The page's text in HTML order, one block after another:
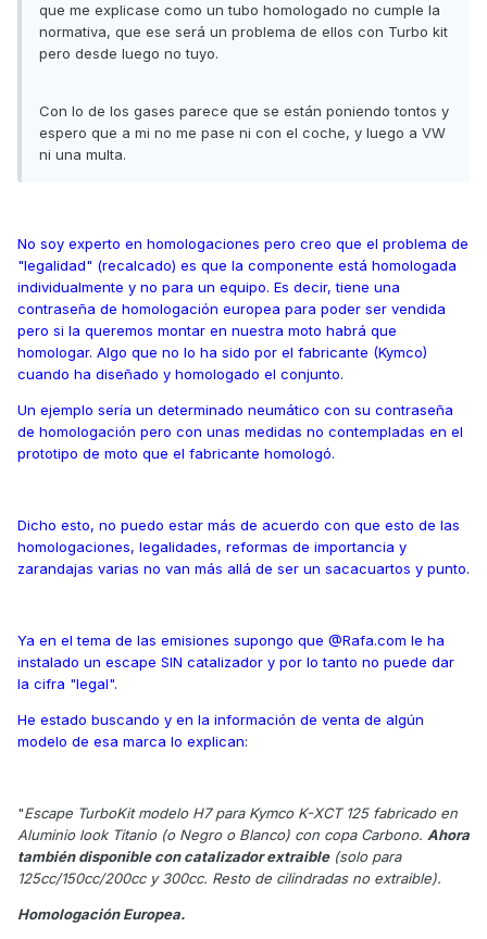
que me explicase como un tubo homologado no cumple la
normativa, que ese será un problema de ellos con Turbo kit
pero desde luego no tuyo.
Con lo de los gases parece que se están poniendo tontos y
espero que a mi no me pase ni con el coche, y luego a VW
ni una multa.
No soy experto en homologaciones pero creo que el problema de
"legalidad" (recalcado) es que la componente está homologada
individualmente y no para un equipo. Es decir, tiene una
contraseña de homologación europea para poder ser vendida
pero si la queremos montar en nuestra moto habrá que
homologar. Algo que no lo ha sido por el fabricante (Kymco)
cuando ha diseñado y homologado el conjunto.
Un ejemplo sería un determinado neumático con su contraseña
de homologación pero con unas medidas no contempladas en el
prototipo de moto que el fabricante homologó.
Dicho esto, no puedo estar más de acuerdo con que esto de las
homologaciones, legalidades, reformas de importancia y
zarandajas varias no van más allá de ser un sacacuartos y punto.
Ya en el tema de las emisiones supongo que @Rafa.com le ha
instalado un escape SIN catalizador y por lo tanto no puede dar
la cifra "legal".
He estado buscando y en la información de venta de algún
modelo de esa marca lo explican:
"Escape TurboKit modelo H7 para Kymco K-XCT 125 fabricado en
Aluminio look Titanio (o Negro o Blanco) con copa Carbono. Ahora
también disponible con catalizador extraible(solo para
125cc/150cc/200cc y 300cc. Resto de cilindradas no extraible).
Homologación Europea.